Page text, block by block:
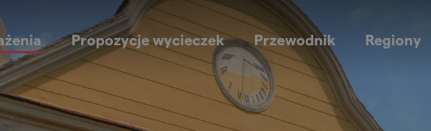
Propozycje wycieczek Przewodnik Regiony